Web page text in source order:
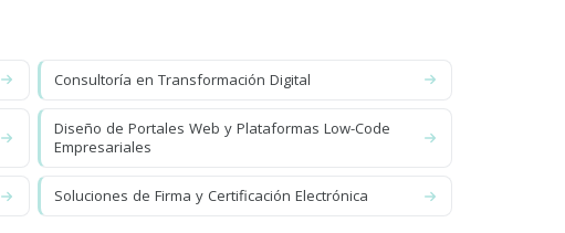
Consultoría en Transformación Digital
Diseño de Portales Web y Plataformas Low-Code
Empresariales
Soluciones de Firma y Certificación Electrónica